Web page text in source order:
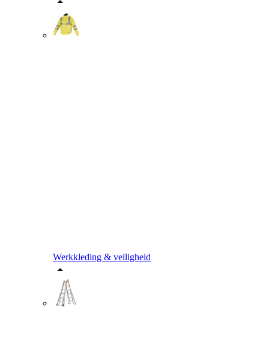
Werkkleding & veiligheid